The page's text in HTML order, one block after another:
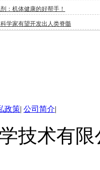
：机体健康的好帮手！
学家有望开发出人类脊髓
政策| 公司简介|
技术有